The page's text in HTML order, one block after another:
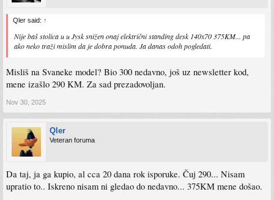
Qler said: ↑
Nije baš stolica u u Jysk snižen onaj električni standing desk 140x70 375KM... pa
ako neko traži mislim da je dobra ponuda. Ja danas odoh pogledati.
Misliš na Svaneke model? Bio 300 nedavno, još uz newsletter kod,
mene izašlo 290 KM. Za sad prezadovoljan.
Nov 30, 2025
Qler
Veteran foruma
Da taj, ja ga kupio, al cca 20 dana rok isporuke. Čuj 290... Nisam
upratio to.. Iskreno nisam ni gledao do nedavno... 375KM mene došao.